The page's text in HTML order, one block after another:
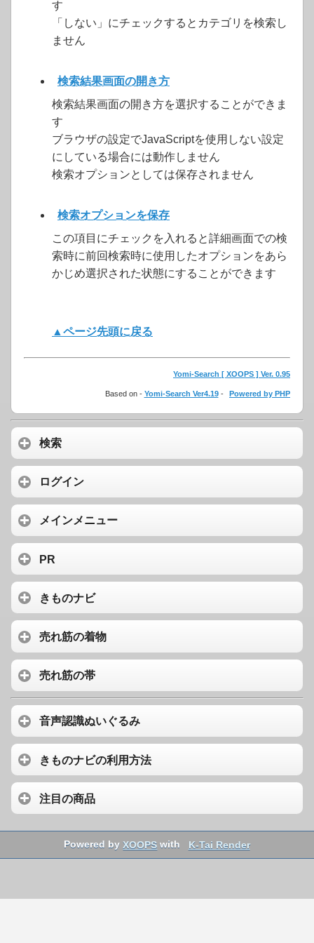
す
「しない」にチェックするとカテゴリを検索し
ません
検索結果画面の開き方
検索結果画面の開き方を選択することができま
す
ブラウザの設定でJavaScriptを使用しない設定
にしている場合には動作しません
検索オプションとしては保存されません
検索オプションを保存
この項目にチェックを入れると詳細画面での検
索時に前回検索時に使用したオプションをあら
かじめ選択された状態にすることができます
▲ページ先頭に戻る
Yomi-Search [ XOOPS ] Ver. 0.95
Based on - Yomi-Search Ver4.19- Powered by PHP
検索
ログイン
メインメニュー
PR
きものナビ
売れ筋の着物
売れ筋の帯
音声認識ぬいぐるみ
きものナビの利用方法
注目の商品
Powered byXOOPS with K-Tai Render